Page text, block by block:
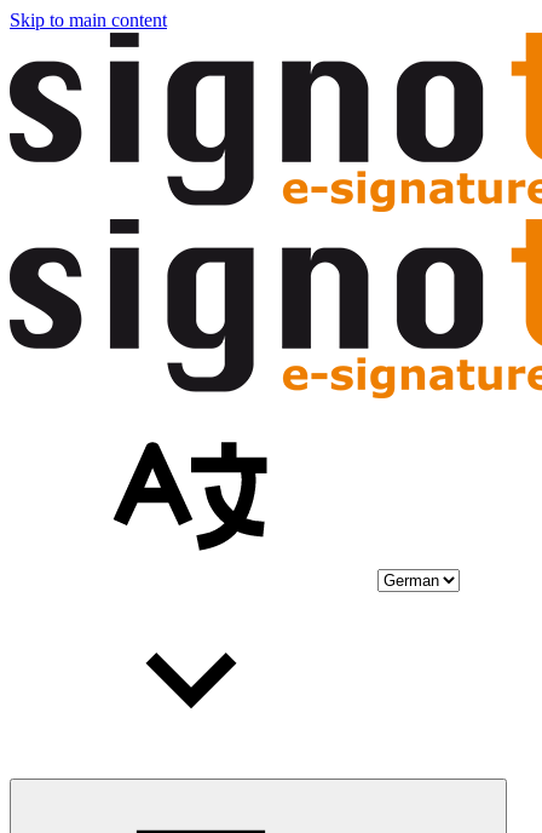
Skip to main content